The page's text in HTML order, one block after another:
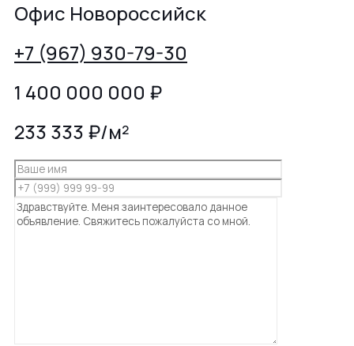
Офис Новороссийск
+7 (967) 930-79-30
1 400 000 000 ₽
233 333 ₽/м²